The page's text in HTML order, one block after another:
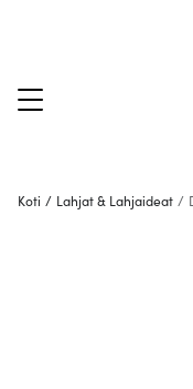
Koti / Lahjat & Lahjaideat /